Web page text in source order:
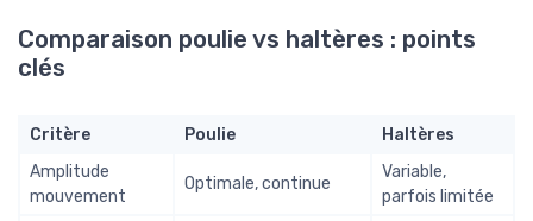
Comparaison poulie vs haltères : points
clés
Critère Poulie
Haltères
Amplitude
mouvement
Optimale, continue
Variable,
parfois limitée